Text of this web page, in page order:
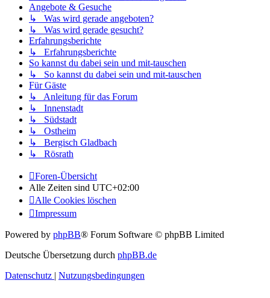
Angebote & Gesuche
↳ Was wird gerade angeboten?
↳ Was wird gerade gesucht?
Erfahrungsberichte
↳ Erfahrungsberichte
So kannst du dabei sein und mit-tauschen
↳ So kannst du dabei sein und mit-tauschen
Für Gäste
↳ Anleitung für das Forum
↳ Innenstadt
↳ Südstadt
↳ Ostheim
↳ Bergisch Gladbach
↳ Rösrath
Foren-Übersicht
Alle Zeiten sind UTC+02:00
Alle Cookies löschen
Impressum
Powered by phpBB® Forum Software © phpBB Limited
Deutsche Übersetzung durch phpBB.de
Datenschutz | Nutzungsbedingungen